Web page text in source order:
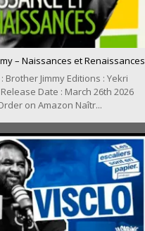
– Naissances et Renaissances
Brother Jimmy Editions : Yekri
Date : March 26th 2026
on Amazon Naîtr...